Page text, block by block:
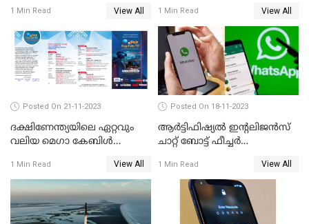
മൈക്രോസോഫ്റ്റ്
1 Min Read View All
എഡിഷന്‍ കൊച്ചി
കടവന്ത്രയിൽ
1 Min Read View All
Posted On 21-11-2023
ദക്ഷിണേന്ത്യയിലെ ഏറ്റവും
വലിയ മെഗാ കേബിള്‍
എഡിഷന്‍ കൊച്ചി
കടവന്ത്രയിൽ
1 Min Read View All
Posted On 18-11-2023
ആര്‍ട്ടിഫിഷ്യല്‍ ഇന്റലിജന്‍സ്
ചാറ്റ് ബോട്ട് ഫീച്ചര്‍
വാട്സാപ്പ്
1 Min Read View All